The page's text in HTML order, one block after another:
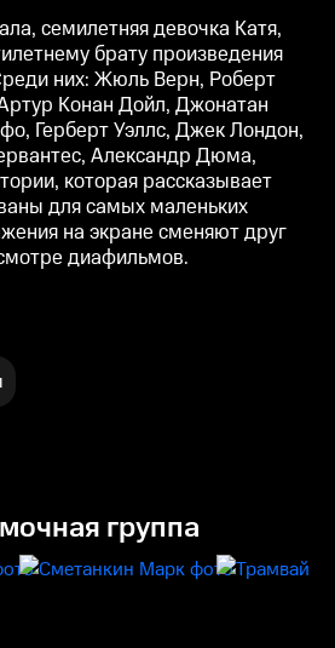
Дюма, Льюис Кэрролл. Истории,
которая рассказывает героиня,
адаптированы для самых
маленьких зрителей, а
изображения на экране
сменяют друг друга, как при
просмотре диафильмов.
семилетняя девочка Катя,
брату произведения
них: Жюль Верн, Роберт
Конан Дойл, Джонатан
Герберт Уэллс, Джек Лондон,
Александр Дюма,
которая рассказывает
для самых маленьких
на экране сменяют друг
диафильмов.
группа